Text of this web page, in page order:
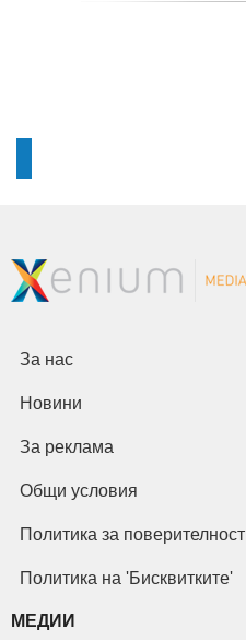
За нас
Новини
За реклама
Общи условия
Политика за поверителност
Политика на 'Бисквитките'
МЕДИИ